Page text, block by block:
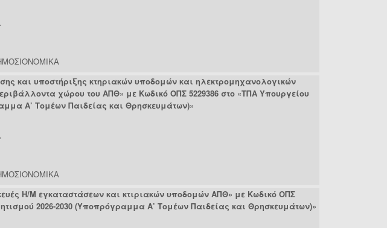
και υποστήριξης κτηριακών υποδομών και ηλεκτρομηχανολογικών
χώρου του ΑΠΘ» με Κωδικό ΟΠΣ 5229386 στο «ΤΠΑ Υπουργείου
Α’ Τομέων Παιδείας και Θρησκευμάτων)»
Η/Μ εγκαταστάσεων και κτιριακών υποδομών ΑΠΘ» με Κωδικό ΟΠΣ
2026-2030 (Υποπρόγραμμα Α’ Τομέων Παιδείας και Θρησκευμάτων)»